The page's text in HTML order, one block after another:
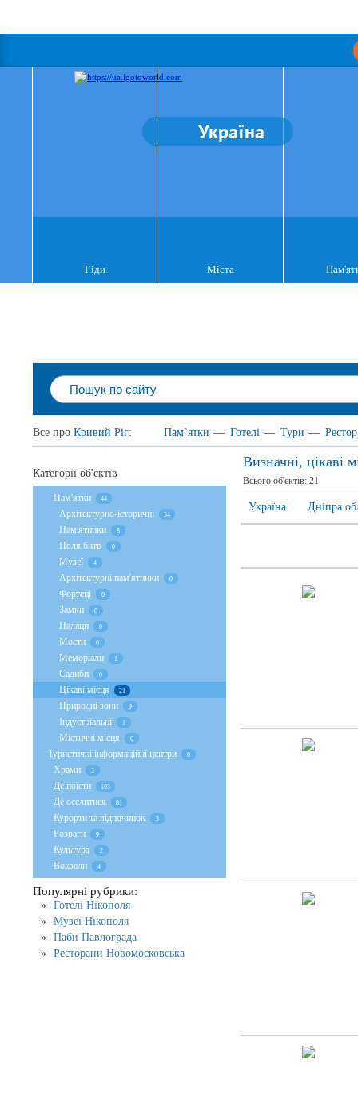
Україна
Гіди Міста
Все про Кривий Ріг: Пам`ятки — Готелі — Тури —
Визначні, цікаві
Всього об'єктів: 21
Україна Дніпра
Категорії об'єктів
Пам'ятки 44
Архітектурно-історичні 34
Пам'ятники 8
Поля битв 0
Музеї 4
Архітектурні пам'ятники 0
Фортеці 0
Замки 0
Палаци 0
Мости 0
Меморіали 1
Садиби 0
Цікаві місця 21
Природні зони 9
Індустріальні 1
Містичні місця 0
Туристичні інформаційні центри 0
Храми 3
Де поїсти 103
Де оселитися 81
Курорти та відпочинок 3
Розваги 9
Культура 2
Вокзали 4
Популярні рубрики:
Готелі Нікополя
Музеї Нікополя
Паби Павлограда
Ресторани Новомосковська